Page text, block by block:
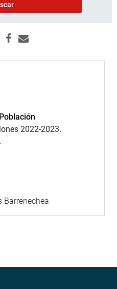
2022-2023.
Barrenechea